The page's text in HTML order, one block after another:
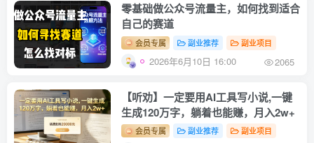
零基础做公众号流量主，如何找到适合
自己的赛道
会员专属 副业推荐 副业项目
2026年6月10日 16:00 2065
【听劝】一定要用AI工具写小说,一键
生成120万字，躺着也能赚，月入2w+
会员专属 副业推荐 副业项目